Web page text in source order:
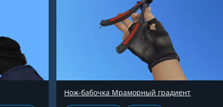
Нож-бабочка Мраморный градиент